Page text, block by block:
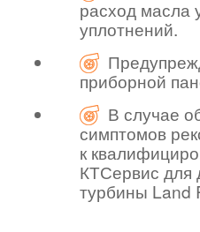
расход масла
уплотнений.
приборной
В случае
симптомов
к
КТСервис для
турбины Land